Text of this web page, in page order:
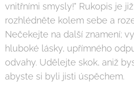
vnitřními smysly!" Rukopis je
rozhlédněte kolem sebe a
Nečekejte na další znamení;
hluboké lásky, upřímného
odvahy. Udělejte skok, aniž
abyste si byli jisti úspěchem.